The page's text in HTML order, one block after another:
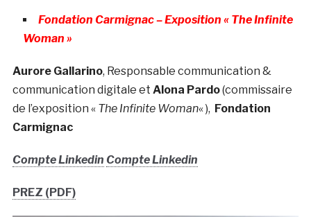
Fondation Carmignac – Exposition « The Infinite
Woman »
Aurore Gallarino, Responsable communication &
communication digitale et Alona Pardo(commissaire
de l’exposition « The Infinite Woman« ), Fondation
Carmignac
Compte Linkedin Compte Linkedin
PREZ (PDF)